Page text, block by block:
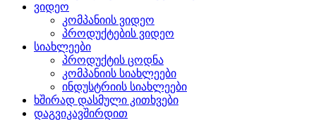
ვიდეო
კომპანიის ვიდეო
პროდუქტების ვიდეო
სიახლეები
პროდუქტის ცოდნა
კომპანიის სიახლეები
ინდუსტრიის სიახლეები
ხშირად დასმული კითხვები
დაგვიკავშირდით